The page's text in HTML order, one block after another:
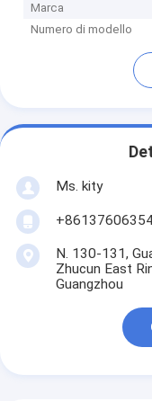
Marca
Numero di modello
Ms. kity
N. 130-131,
Zhucun East
Guangzhou